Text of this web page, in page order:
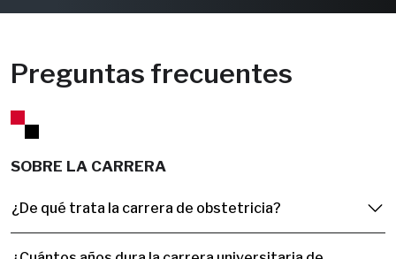
Preguntas frecuentes
SOBRE LA CARRERA
¿De qué trata la carrera de obstetricia?